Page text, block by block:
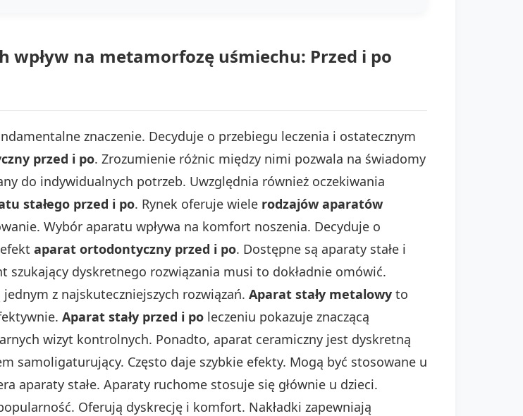
na metamorfozę uśmiechu: Przed i po
znaczenie. Decyduje o przebiegu leczenia i ostatecznym
przed i po. Zrozumienie różnic między nimi pozwala na świadomy
do indywidualnych potrzeb. Uwzględnia również oczekiwania
stałego przed i po. Rynek oferuje wiele rodzajów aparatów
Wybór aparatu wpływa na komfort noszenia. Decyduje o
aparat ortodontyczny przed i po. Dostępne są aparaty stałe i
dyskretnego rozwiązania musi to dokładnie omówić.
z najskuteczniejszych rozwiązań. Aparat stały metalowy to
Aparat stały przed i po leczeniu pokazuje znaczącą
wizyt kontrolnych. Ponadto, aparat ceramiczny jest dyskretną
samoligaturujący. Często daje szybkie efekty. Mogą być stosowane u
aparaty stałe. Aparaty ruchome stosuje się głównie u dzieci.
Oferują dyskrecję i komfort. Nakładki zapewniają